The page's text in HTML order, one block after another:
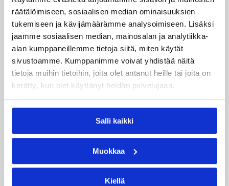
räätälöimiseen, sosiaalisen median ominaisuuksien
tukemiseen ja kävijämäärämme analysoimiseen. Lisäksi
jaamme sosiaalisen median, mainosalan ja analytiikka-
alan kumppaneillemme tietoja siitä, miten käytät
sivustoamme. Kumppanimme voivat yhdistää näitä
tietoja muihin tietoihin, joita olet antanut heille tai joita on
kerätty, kun olet käyttänyt heidän palvelujaan.
Salli kaikki
Muokkaa
Kiellä
Päivitetty02.07.2012
Kategoriat